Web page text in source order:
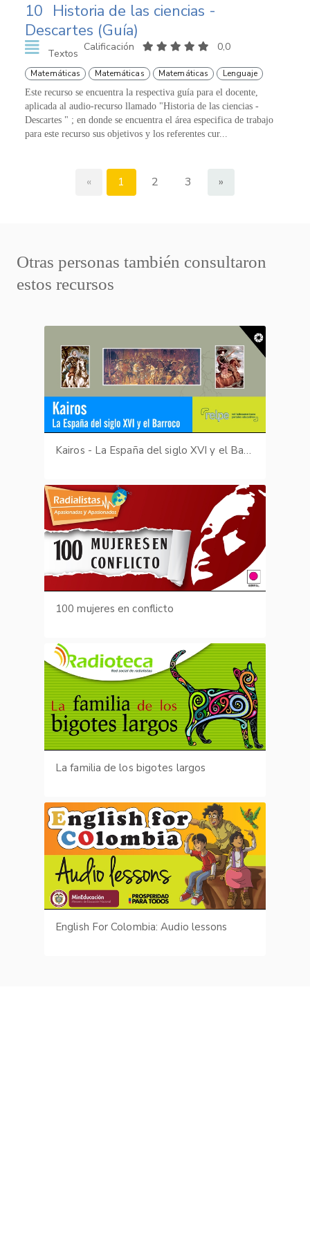
10 Historia de las ciencias -
Descartes (Guía)
Textos
Calificación 0,0
Matemáticas Matemáticas Matemáticas Lenguaje
Este recurso se encuentra la respectiva guía para el docente,
aplicada al audio-recurso llamado "Historia de las ciencias -
Descartes " ; en donde se encuentra el área especifica de trabajo
para este recurso sus objetivos y los referentes cur...
« 1 2 3 »
Otras personas también consultaron
estos recursos
Kairos - La España del siglo XVI y el Barroco
100 mujeres en conflicto
La familia de los bigotes largos
English For Colombia: Audio lessons